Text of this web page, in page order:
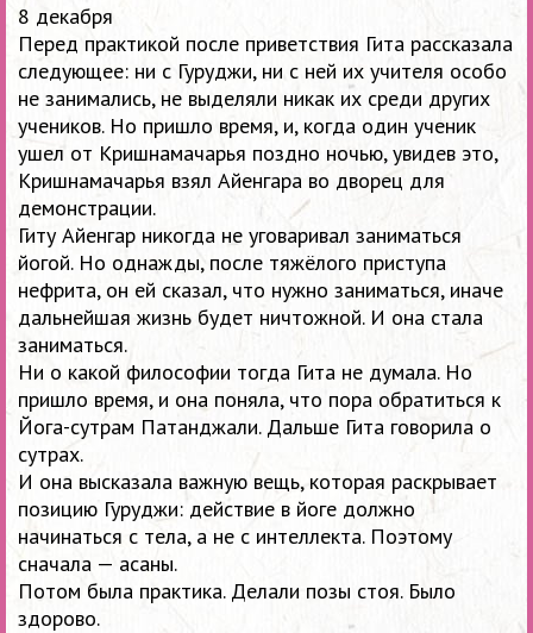
8 декабря
Перед практикой после приветствия Гита рассказала
следующее: ни с Гуруджи, ни с ней их учителя особо
не занимались, не выделяли никак их среди других
учеников. Но пришло время, и, когда один ученик
ушел от Кришнамачарья поздно ночью, увидев это,
Кришнамачарья взял Айенгара во дворец для
демонстрации.
Гиту Айенгар никогда не уговаривал заниматься
йогой. Но однажды, после тяжёлого приступа
нефрита, он ей сказал, что нужно заниматься, иначе
дальнейшая жизнь будет ничтожной. И она стала
заниматься.
Ни о какой философии тогда Гита не думала. Но
пришло время, и она поняла, что пора обратиться к
Йога-сутрам Патанджали. Дальше Гита говорила о
сутрах.
И она высказала важную вещь, которая раскрывает
позицию Гуруджи: действие в йоге должно
начинаться с тела, а не с интеллекта. Поэтому
сначала — асаны.
Потом была практика. Делали позы стоя. Было
здорово.